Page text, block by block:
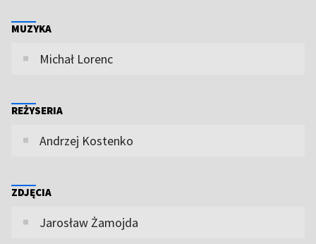
MUZYKA
Michał Lorenc
REŻYSERIA
Andrzej Kostenko
ZDJĘCIA
Jarosław Żamojda